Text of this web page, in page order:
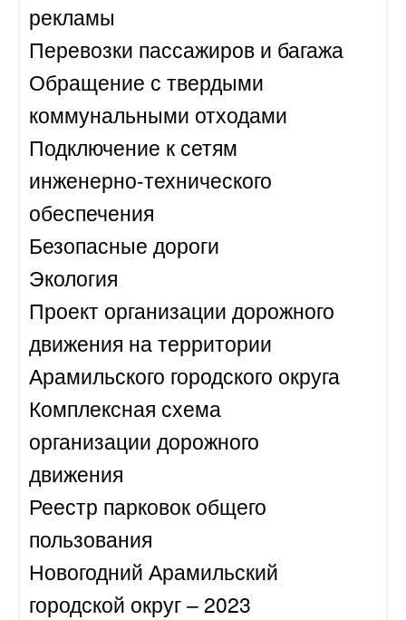
рекламы
Перевозки пассажиров и багажа
Обращение с твердыми
коммунальными отходами
Подключение к сетям
инженерно-технического
обеспечения
Безопасные дороги
Экология
Проект организации дорожного
движения на территории
Арамильского городского округа
Комплексная схема
организации дорожного
движения
Реестр парковок общего
пользования
Новогодний Арамильский
городской округ – 2023